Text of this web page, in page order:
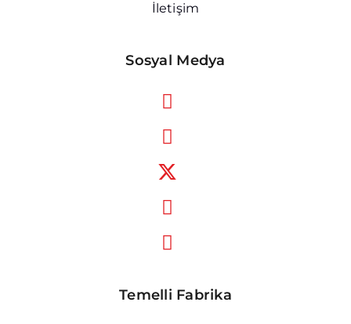
İletişim
Sosyal Medya
Temelli Fabrika